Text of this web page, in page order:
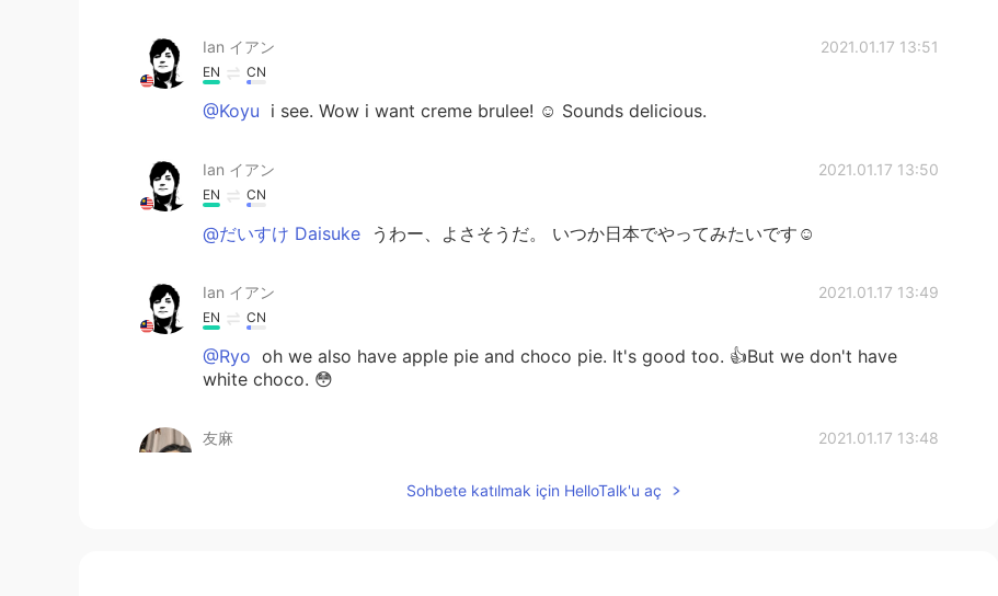
Ian イアン 2021.01.17 13:51
EN CN
@Koyu i see. Wow i want creme brulee! ☺️ Sounds delicious.
Ian イアン 2021.01.17 13:50
EN CN
@だいすけ Daisuke うわー、よさそうだ。 いつか日本でやってみたいです☺️
Ian イアン 2021.01.17 13:49
EN CN
@Ryo oh we also have apple pie and choco pie. It's good too. 👍But we don't have
white choco. 😳
友麻 2021.01.17 13:48
Sohbete katılmak için HelloTalk'u aç